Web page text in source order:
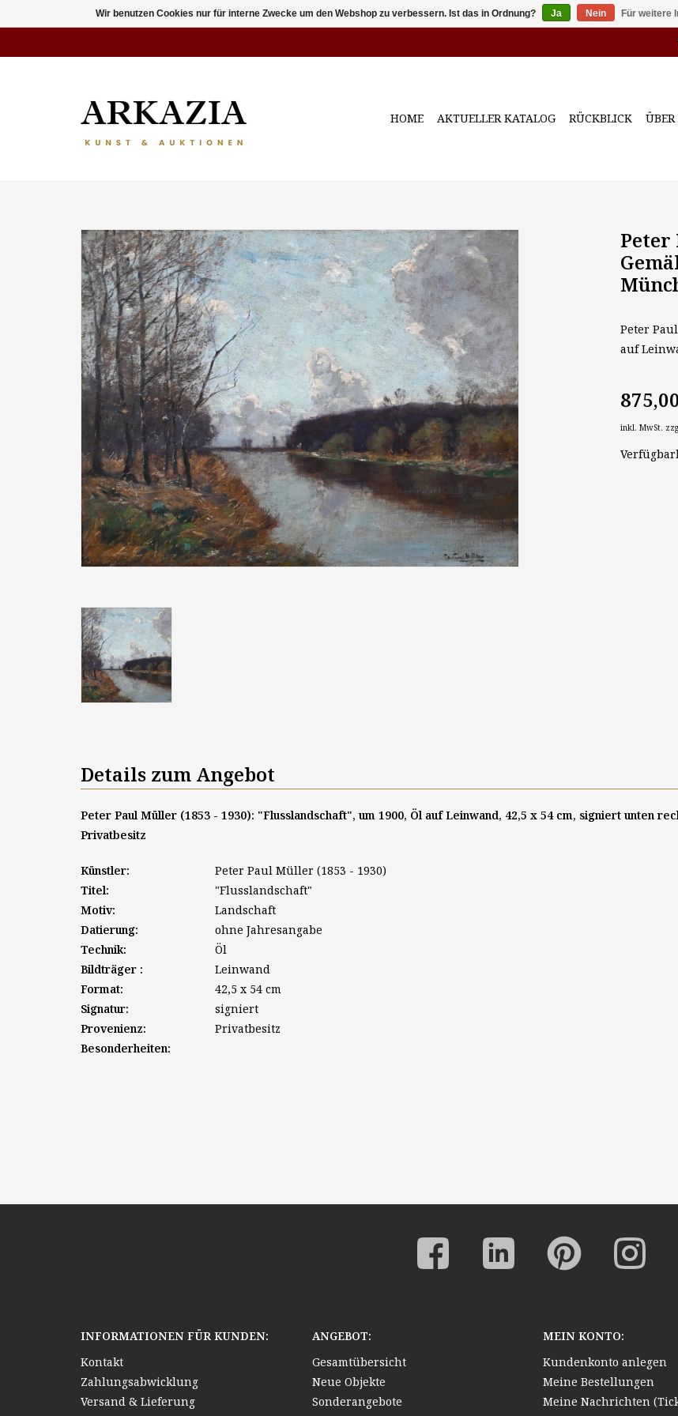
HOME AKTUELLER KATALOG RÜCKBLICK
Peter
Peter
auf
inkl. MwSt.
Details zum Angebot
Peter Paul Müller (1853 - 1930): "Flusslandschaft", um 1900, Öl auf Leinwand, 42,5 x 54 cm, signiert unten
Privatbesitz
Künstler:
Peter Paul Müller (1853 - 1930)
Titel:
"Flusslandschaft"
Motiv:
Landschaft
Datierung:
ohne Jahresangabe
Technik:
Öl
Bildträger :
Leinwand
Format:
42,5 x 54 cm
Signatur:
signiert
Provenienz:
Privatbesitz
Besonderheiten:
INFORMATIONEN FÜR KUNDEN:
Kontakt
Zahlungsabwicklung
Versand & Lieferung
ANGEBOT:
Gesamtübersicht
Neue Objekte
Sonderangebote
MEIN KONTO:
Kundenkonto anlegen
Meine Bestellungen
Meine Nachrichten
Wir benutzen Cookies nur für interne Zwecke um den Webshop zu verbessern. Ist das in Ordnung? Ja Nein Für weitere